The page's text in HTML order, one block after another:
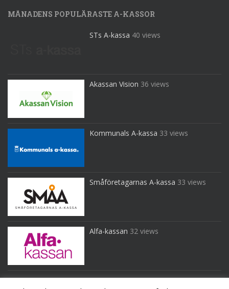
MÅNADENS POPULÄRASTE A-KASSOR
STs A-kassa 40 views
Akassan Vision 36 views
Kommunals A-kassa 33 views
Småföretagarnas A-kassa 33 views
Alfa-kassan 32 views